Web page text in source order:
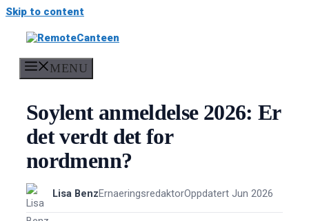
Skip to content
MENU
Soylent anmeldelse 2026: Er
det verdt det for
nordmenn?
Lisa BenzErnaeringsredaktorOppdatert Jun 2026